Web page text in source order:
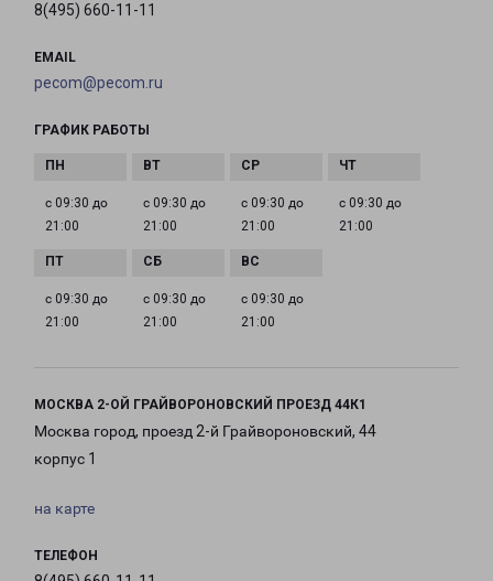
8(495) 660-11-11
EMAIL
pecom@pecom.ru
ГРАФИК РАБОТЫ
с 09:30 до
21:00
с 09:30 до
21:00
с 09:30 до
21:00
с 09:30 до
21:00
с 09:30 до
21:00
с 09:30 до
21:00
с 09:30 до
21:00
МОСКВА 2-ОЙ ГРАЙВОРОНОВСКИЙ ПРОЕЗД 44К1
Москва город, проезд 2-й Грайвороновский, 44
корпус 1
на карте
ТЕЛЕФОН